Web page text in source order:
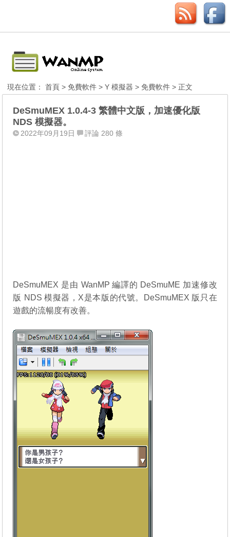
現在位置：首頁 >免費軟件 >Y 模擬器 >免費軟件 > 正文
DeSmuMEX 1.0.4-3 繁體中文版，加速優化版
NDS 模擬器。
2022年09月19日 評論 280 條
DeSmuMEX 是由 WanMP 編譯的 DeSmuME 加速修改
版 NDS 模擬器，X是本版的代號。DeSmuMEX 版只在
遊戲的流暢度有改善。